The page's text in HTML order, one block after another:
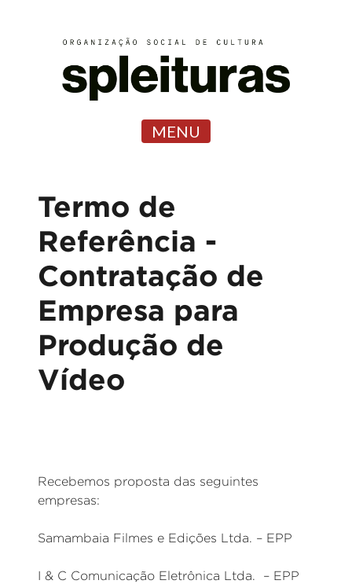
MENU
Termo de
Referência -
Contratação de
Empresa para
Produção de
Vídeo
Recebemos proposta das seguintes
empresas:
Samambaia Filmes e Edições Ltda. – EPP
I & C Comunicação Eletrônica Ltda. – EPP